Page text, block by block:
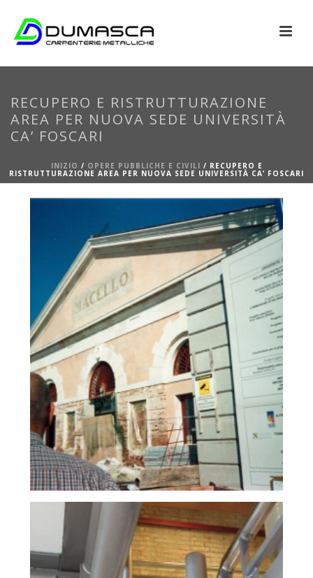
RECUPERO E RISTRUTTURAZIONE
AREA PER NUOVA SEDE UNIVERSITÀ
CA’ FOSCARI
INIZIO / OPERE PUBBLICHE E CIVILI / RECUPERO E
RISTRUTTURAZIONE AREA PER NUOVA SEDE UNIVERSITÀ CA’ FOSCARI